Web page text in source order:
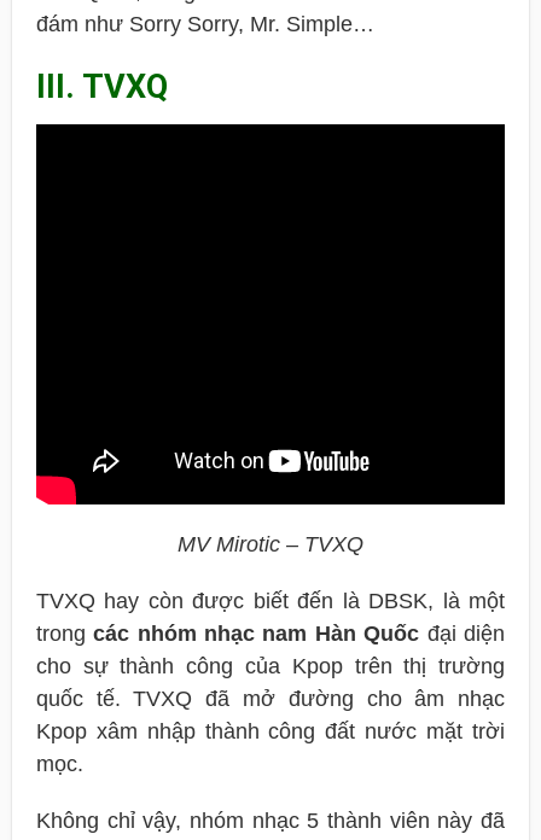
đám như Sorry Sorry, Mr. Simple…
III. TVXQ
MV Mirotic – TVXQ
TVXQ hay còn được biết đến là DBSK, là một
trongcác nhóm nhạc nam Hàn Quốc đại diện
cho sự thành công của Kpop trên thị trường
quốc tế. TVXQ đã mở đường cho âm nhạc
Kpop xâm nhập thành công đất nước mặt trời
mọc.
Không chỉ vậy, nhóm nhạc 5 thành viên này đã